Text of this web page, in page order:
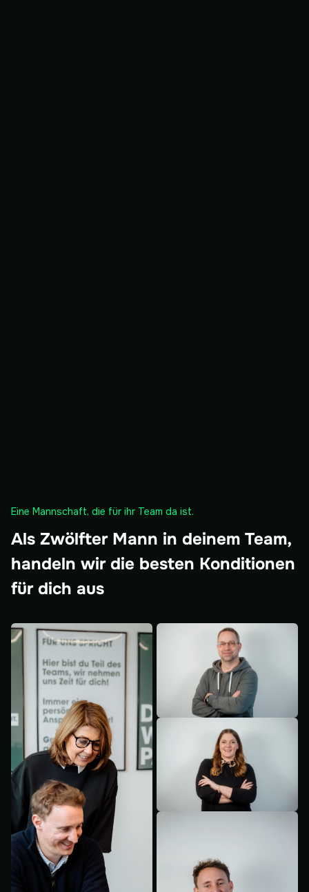
Eine Mannschaft, die für ihr Team da ist.
Als Zwölfter Mann in deinem Team,
handeln wir die besten Konditionen
für dich aus